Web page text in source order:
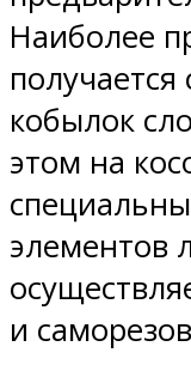
Наиболее
кобылок
этом на
элементов
и